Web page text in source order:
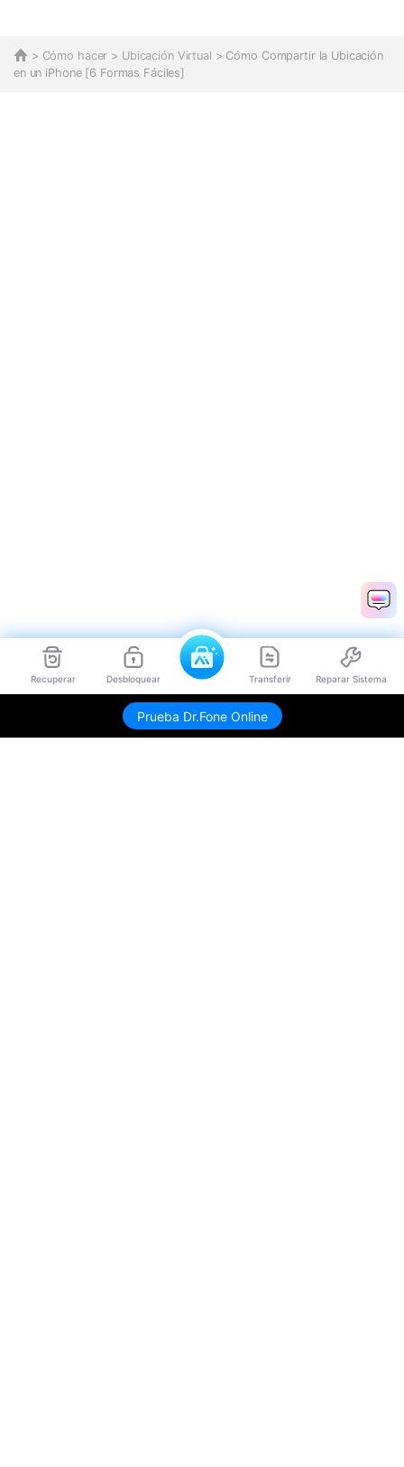
Recuperar Desbloquear Transferir Reparar Sistema
Prueba Dr.Fone Online
> Cómo hacer > Ubicación Virtual > Cómo Compartir la Ubicación
en un iPhone [6 Formas Fáciles]